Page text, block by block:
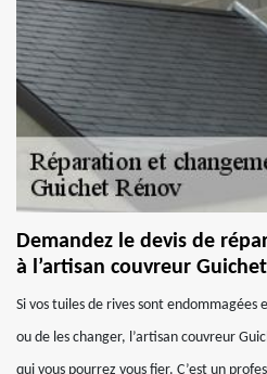
Demandez le devis de
à l’artisan couvreur
Si vos tuiles de rives sont endommagées
ou de les changer, l’artisan couvreur
qui vous pourrez vous fier. C’est un